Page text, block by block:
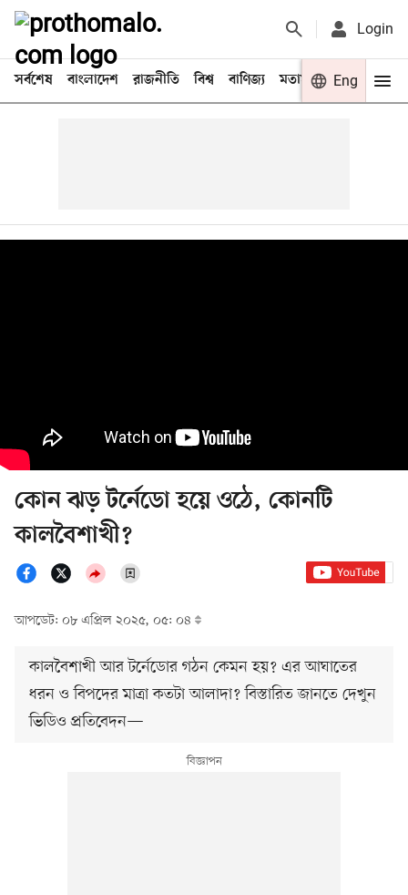
Login
সর্বশেষ বাংলাদেশ রাজনীতি বিশ্ব বাণিজ্য মতামত খেলা
Eng
কোন ঝড় টর্নেডো হয়ে ওঠে, কোনটি
কালবৈশাখী?
আপডেট: ০৮ এপ্রিল ২০২৫, ০৫: ০৪
কালবৈশাখী আর টর্নেডোর গঠন কেমন হয়? এর আঘাতের
ধরন ও বিপদের মাত্রা কতটা আলাদা? বিস্তারিত জানতে দেখুন
ভিডিও প্রতিবেদন—